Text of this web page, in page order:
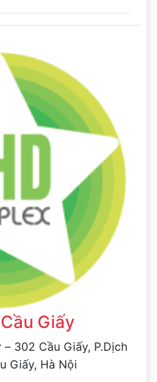
Giấy
302 Cầu Giấy, P.Dịch
Giấy, Hà Nội